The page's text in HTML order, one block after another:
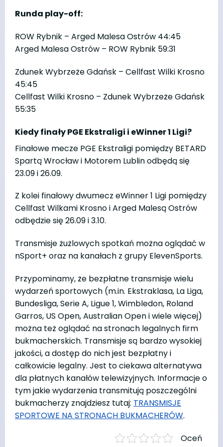
Runda play-off:
ROW Rybnik – Arged Malesa Ostrów 44:45
Arged Malesa Ostrów – ROW Rybnik 59:31
Zdunek Wybrzeże Gdańsk – Cellfast Wilki Krosno
45:45
Cellfast Wilki Krosno – Zdunek Wybrzeże Gdańsk
55:35
Kiedy finały PGE Ekstraligi i eWinner 1 Ligi?
Finałowe mecze PGE Ekstraligi pomiędzy BETARD
Spartą Wrocław i Motorem Lublin odbędą się
23.09 i 26.09.
Z kolei finałowy dwumecz eWinner 1 Ligi pomiędzy
Cellfast Wilkami Krosno i Arged Malesą Ostrów
odbędzie się 26.09 i 3.10.
Transmisje żużlowych spotkań można oglądać w
nSport+ oraz na kanałach z grupy ElevenSports.
Przypominamy, że bezpłatne transmisje wielu
wydarzeń sportowych (m.in. Ekstraklasa, La Liga,
Bundesliga, Serie A, Ligue 1, Wimbledon, Roland
Garros, US Open, Australian Open i wiele więcej)
można też oglądać na stronach legalnych firm
bukmacherskich. Transmisje są bardzo wysokiej
jakości, a dostęp do nich jest bezpłatny i
całkowicie legalny. Jest to ciekawa alternatywa
dla płatnych kanałów telewizyjnych. Informacje o
tym jakie wydarzenia transmitują poszczególni
bukmacherzy znajdziesz tutaj: TRANSMISJE
SPORTOWE NA STRONACH BUKMACHERÓW.
Oceń